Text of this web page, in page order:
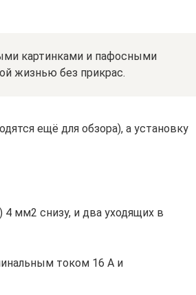
картинками и пафосными
жизнью без прикрас.
ещё для обзора), а установку
4 мм2 снизу, и два уходящих в
током 16 А и